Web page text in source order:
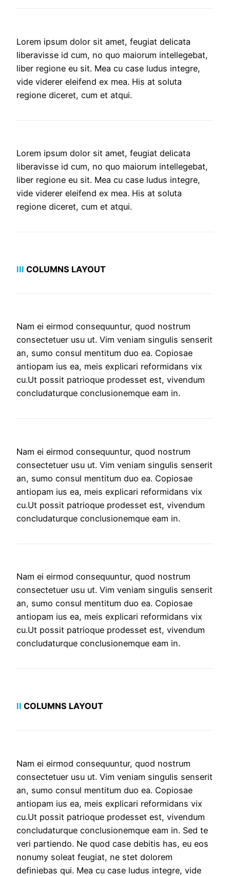
Lorem ipsum dolor sit amet, feugiat delicata
liberavisse id cum, no quo maiorum intellegebat,
liber regione eu sit. Mea cu case ludus integre,
vide viderer eleifend ex mea. His at soluta
regione diceret, cum et atqui.
Lorem ipsum dolor sit amet, feugiat delicata
liberavisse id cum, no quo maiorum intellegebat,
liber regione eu sit. Mea cu case ludus integre,
vide viderer eleifend ex mea. His at soluta
regione diceret, cum et atqui.
III COLUMNS LAYOUT
Nam ei eirmod consequuntur, quod nostrum
consectetuer usu ut. Vim veniam singulis senserit
an, sumo consul mentitum duo ea. Copiosae
antiopam ius ea, meis explicari reformidans vix
cu.Ut possit patrioque prodesset est, vivendum
concludaturque conclusionemque eam in.
Nam ei eirmod consequuntur, quod nostrum
consectetuer usu ut. Vim veniam singulis senserit
an, sumo consul mentitum duo ea. Copiosae
antiopam ius ea, meis explicari reformidans vix
cu.Ut possit patrioque prodesset est, vivendum
concludaturque conclusionemque eam in.
Nam ei eirmod consequuntur, quod nostrum
consectetuer usu ut. Vim veniam singulis senserit
an, sumo consul mentitum duo ea. Copiosae
antiopam ius ea, meis explicari reformidans vix
cu.Ut possit patrioque prodesset est, vivendum
concludaturque conclusionemque eam in.
II COLUMNS LAYOUT
Nam ei eirmod consequuntur, quod nostrum
consectetuer usu ut. Vim veniam singulis senserit
an, sumo consul mentitum duo ea. Copiosae
antiopam ius ea, meis explicari reformidans vix
cu.Ut possit patrioque prodesset est, vivendum
concludaturque conclusionemque eam in. Sed te
veri partiendo. Ne quod case debitis has, eu eos
nonumy soleat feugiat, ne stet dolorem
definiebas qui. Mea cu case ludus integre, vide